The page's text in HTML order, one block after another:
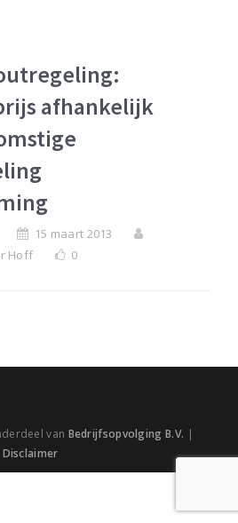
afhankelijk
15 maart 2013
Hoff
0
van Bedrijfsopvolging B.V. |
Disclaimer